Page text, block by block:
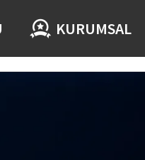
KURUMSAL